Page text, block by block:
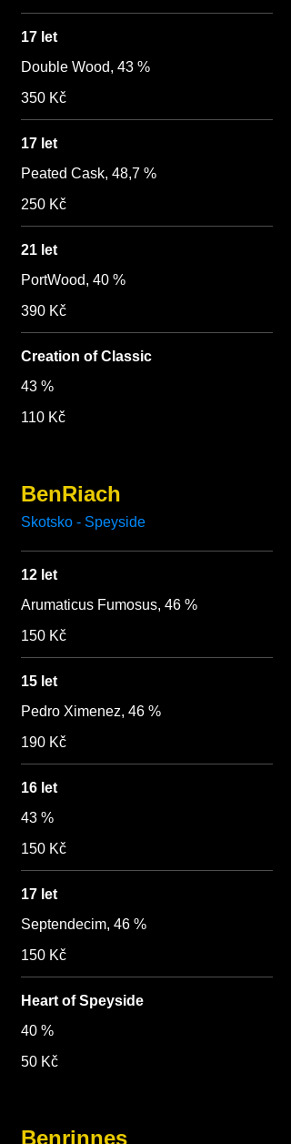
17 let
Double Wood, 43 %
350 Kč
17 let
Peated Cask, 48,7 %
250 Kč
21 let
PortWood, 40 %
390 Kč
Creation of Classic
43 %
110 Kč
BenRiach
Skotsko - Speyside
12 let
Arumaticus Fumosus, 46 %
150 Kč
15 let
Pedro Ximenez, 46 %
190 Kč
16 let
43 %
150 Kč
17 let
Septendecim, 46 %
150 Kč
Heart of Speyside
40 %
50 Kč
Benrinnes